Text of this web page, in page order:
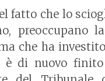
fatto che lo
preoccupano
che ha
di nuovo finito